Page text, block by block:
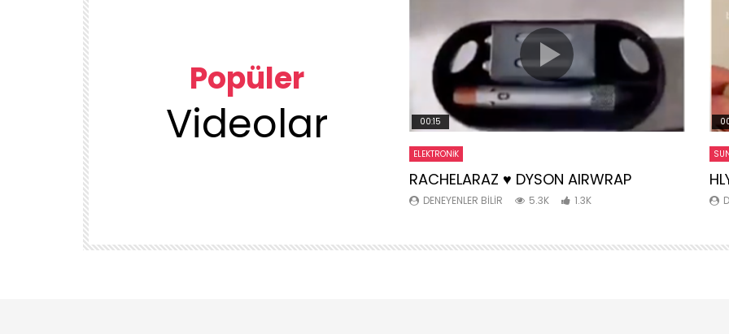
Popüler
Videolar 00:15
ELEKTRONIK
RACHELARAZ ♥️ DYSON AIRWRAP
DENEYENLER BILIR 5.3K 1.3K